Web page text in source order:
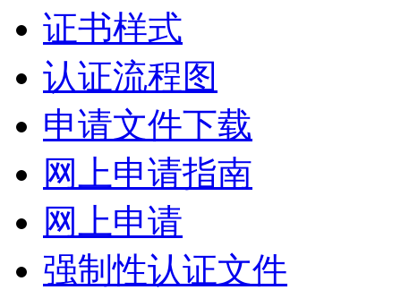
证书样式
认证流程图
申请文件下载
网上申请指南
网上申请
强制性认证文件